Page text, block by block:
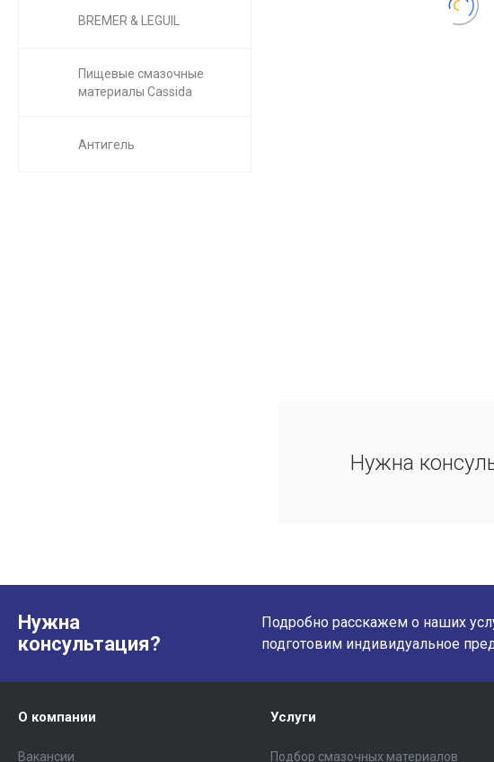
BREMER & LEGUIL
Пищевые смазочные
материалы Cassida
Антигель
Нужна
Нужна
консультация?
Подробно расскажем о наших
подготовим индивидуальное
О компании
Вакансии
Услуги
Подбор смазочных материалов